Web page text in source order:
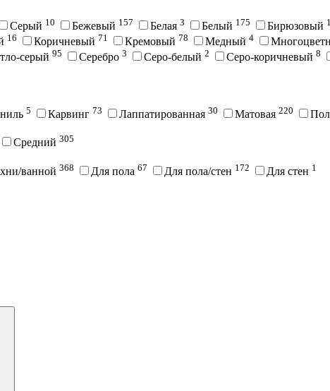
Cерый 10 Бежевый 157 Белая 3 Белый 175 Бирюзовый
16 Коричневый 71 Кремовый 78 Медный 4
серый 95 Серебро 3 Серо-белый 2 Серо-коричневый 8
5 Карвинг 73 Лаппатированная 30 Матовая 220
Средний 305
ванной 368 Для пола 67 Для пола/стен 172 Для стен 1